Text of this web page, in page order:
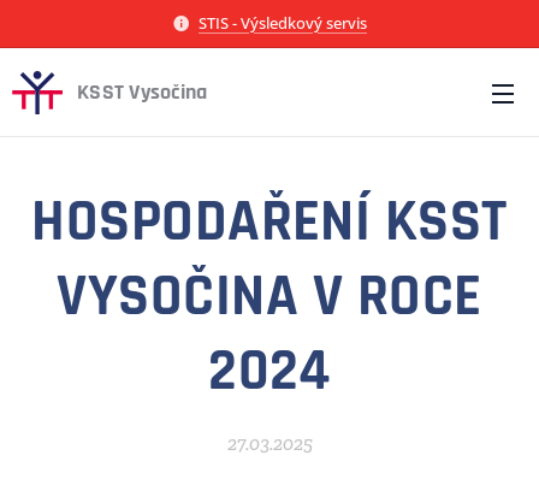
STIS - Výsledkový servis
KSST Vysočina
HOSPODAŘENÍ KSST
VYSOČINA V ROCE
2024
27.03.2025